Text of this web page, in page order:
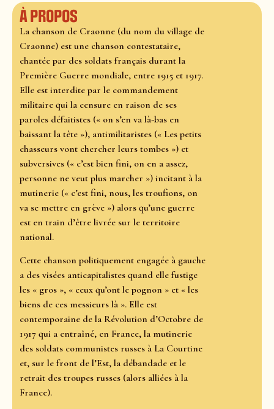
À propos
La chanson de Craonne (du nom du village de
Craonne) est une chanson contestataire,
chantée par des soldats français durant la
Première Guerre mondiale, entre 1915 et 1917.
Elle est interdite par le commandement
militaire qui la censure en raison de ses
paroles défaitistes (« on s’en va là-bas en
baissant la tête »), antimilitaristes (« Les petits
chasseurs vont chercher leurs tombes ») et
subversives (« c’est bien fini, on en a assez,
personne ne veut plus marcher ») incitant à la
mutinerie (« c’est fini, nous, les troufions, on
va se mettre en grève ») alors qu’une guerre
est en train d’être livrée sur le territoire
national.
Cette chanson politiquement engagée à gauche
a des visées anticapitalistes quand elle fustige
les « gros », « ceux qu’ont le pognon » et « les
biens de ces messieurs là ». Elle est
contemporaine de la Révolution d’Octobre de
1917 qui a entraîné, en France, la mutinerie
des soldats communistes russes à La Courtine
et, sur le front de l’Est, la débandade et le
retrait des troupes russes (alors alliées à la
France).